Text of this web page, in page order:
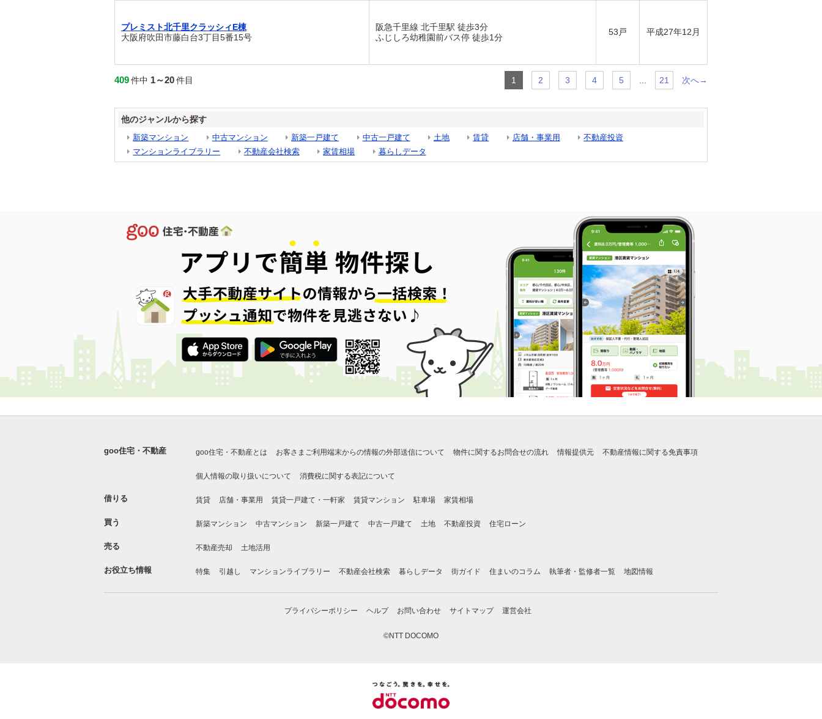
プレミスト北千里クラッシィE棟
大阪府吹田市藤白台3丁目5番15号
阪急千里線 北千里駅 徒歩3分
ふじしろ幼稚園前バス停 徒歩1分
53戸 平成27年12月
409件中 1～20件目 1 2 3 4 5 21 次へ→
他のジャンルから探す
新築マンション 中古マンション 新築一戸建て 中古一戸建て 土地 賃貸 店舗・事業用
不動産投資
マンションライブラリー
不動産会社検索 家賃相場 暮らしデータ
goo住宅・不動産 goo住宅・不動産とは お客さまご利用端末からの情報の外部送信について 物件に関するお問合せの流れ 情報提供元 不動産情報に関する免責事項
個人情報の取り扱いについて 消費税に関する表記について
借りる 賃貸 店舗・事業用 賃貸一戸建て・一軒家 賃貸マンション 駐車場 家賃相場
買う 新築マンション 中古マンション 新築一戸建て 中古一戸建て 土地 不動産投資 住宅ローン
売る 不動産売却 土地活用
お役立ち情報 特集 引越し マンションライブラリー 不動産会社検索 暮らしデータ 街ガイド 住まいのコラム 執筆者・監修者一覧 地図情報
プライバシーポリシー ヘルプ お問い合わせ サイトマップ 運営会社
©NTT DOCOMO